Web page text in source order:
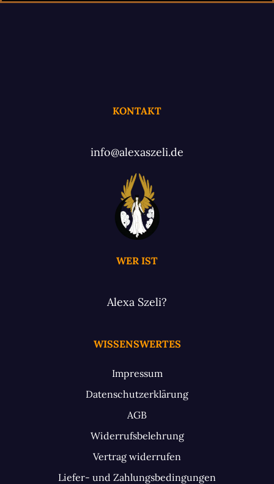
KONTAKT
info@alexaszeli.de
WER IST
Alexa Szeli?
WISSENSWERTES
Impressum
Datenschutzerklärung
AGB
Widerrufsbelehrung
Vertrag widerrufen
Liefer- und Zahlungsbedingungen